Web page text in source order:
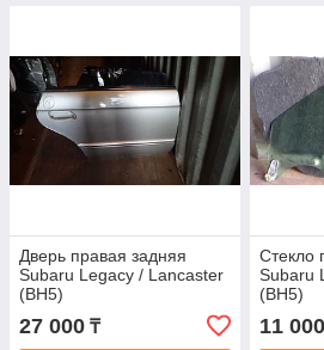
Дверь правая задняя
Subaru Legacy / Lancaster
(BH5)
27 000 ₸
Стекло
Subaru
(BH5)
11 000